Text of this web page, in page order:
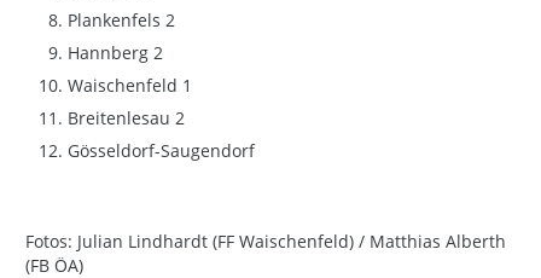
Plankenfels 2
Hannberg 2
Waischenfeld 1
Breitenlesau 2
Gösseldorf-Saugendorf
Fotos: Julian Lindhardt (FF Waischenfeld) / Matthias Alberth
(FB ÖA)